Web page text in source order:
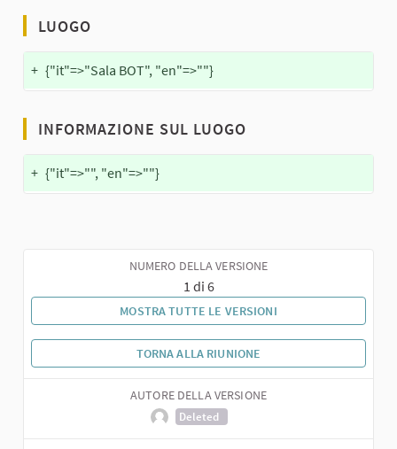
LUOGO
+ {"it"=>"Sala BOT", "en"=>""}
INFORMAZIONE SUL LUOGO
+ {"it"=>"", "en"=>""}
NUMERO DELLA VERSIONE
1 di 6
MOSTRA TUTTE LE VERSIONI
TORNA ALLA RIUNIONE
AUTORE DELLA VERSIONE
Deleted